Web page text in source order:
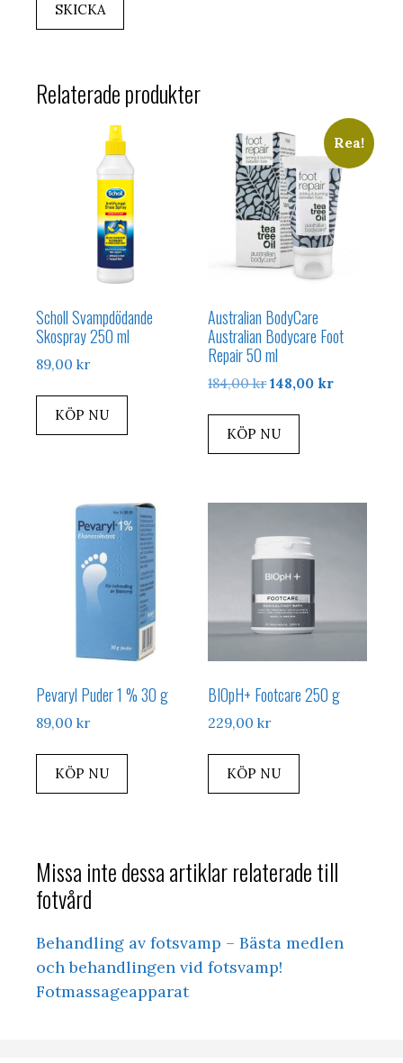
Relaterade produkter
Scholl Svampdödande
Skospray 250 ml
89,00 kr
KÖP NU
Rea!
Australian BodyCare
Australian Bodycare Foot
Repair 50 ml
184,00krDet
var:
148,00 krDet
KÖP NU
Pevaryl Puder 1 % 30 g
89,00 kr
KÖP NU
BIOpH+ Footcare 250 g
229,00kr
KÖP NU
Missa inte dessa artiklar relaterade till
fotvård
Behandling av fotsvamp – Bästa medlen
och behandlingen vid fotsvamp!
Fotmassageapparat